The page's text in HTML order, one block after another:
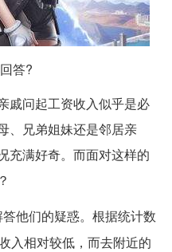
答?
戚问起工资收入似乎是必
、兄弟姐妹还是邻居亲
充满好奇。而面对这样的
他们的疑惑。根据统计数
入相对较低，而去附近的